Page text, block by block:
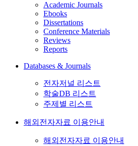
Academic Journals
Ebooks
Dissertations
Conference Materials
Reviews
Reports
Databases & Journals
전자저널 리스트
학술DB 리스트
주제별 리스트
해외전자자료 이용안내
해외전자자료 이용안내